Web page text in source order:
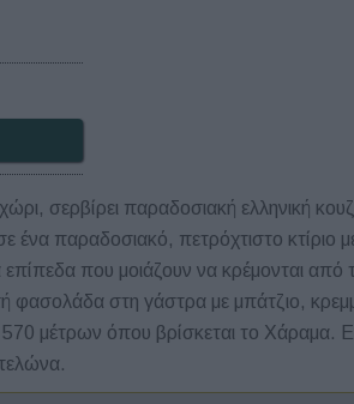
σερβίρει παραδοσιακή ελληνική
ένα παραδοσιακό, πετρόχτιστο κτίριο
επίπεδα που μοιάζουν να κρέμονται από
φασολάδα στη γάστρα με μπάτζιο,
μέτρων όπου βρίσκεται το Χάραμα.